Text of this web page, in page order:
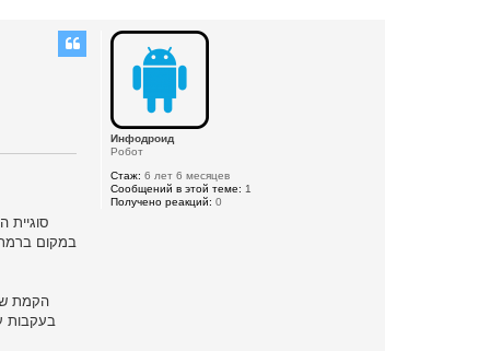
Инфодроид
Робот
Стаж: 6 лет 6 месяцев
Сообщений в этой теме: 1
Получено реакций: 0
סוגיית
במקום ברמת
הקמת
בעקבות